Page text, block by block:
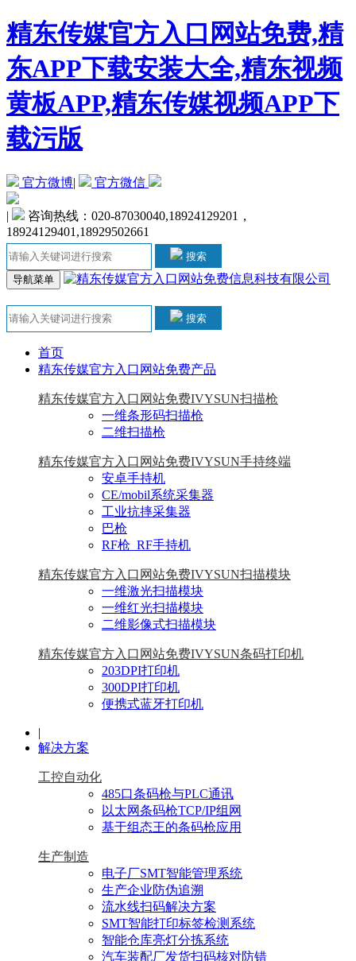
精东传媒官方入口网站免费,精
东APP下载安装大全,精东视频
黄板APP,精东传媒视频APP下
载污版
官方微博| 官方微信
|
咨询热线：020-87030040,18924129201，
18924129401,18929502661
搜索
导航菜单
搜索
首页
精东传媒官方入口网站免费产品
精东传媒官方入口网站免费IVYSUN扫描枪
一维条形码扫描枪
二维扫描枪
精东传媒官方入口网站免费IVYSUN手持终端
安卓手持机
CE/mobil系统采集器
工业抗摔采集器
巴枪
RF枪_RF手持机
精东传媒官方入口网站免费IVYSUN扫描模块
一维激光扫描模块
一维红光扫描模块
二维影像式扫描模块
精东传媒官方入口网站免费IVYSUN条码打印机
203DPI打印机
300DPI打印机
便携式蓝牙打印机
|
解决方案
工控自动化
485口条码枪与PLC通讯
以太网条码枪TCP/IP组网
基于组态王的条码枪应用
生产制造
电子厂SMT智能管理系统
生产企业防伪追溯
流水线扫码解决方案
SMT智能打印标签检测系统
智能仓库亮灯分拣系统
汽车装配厂发货扫码核对防错